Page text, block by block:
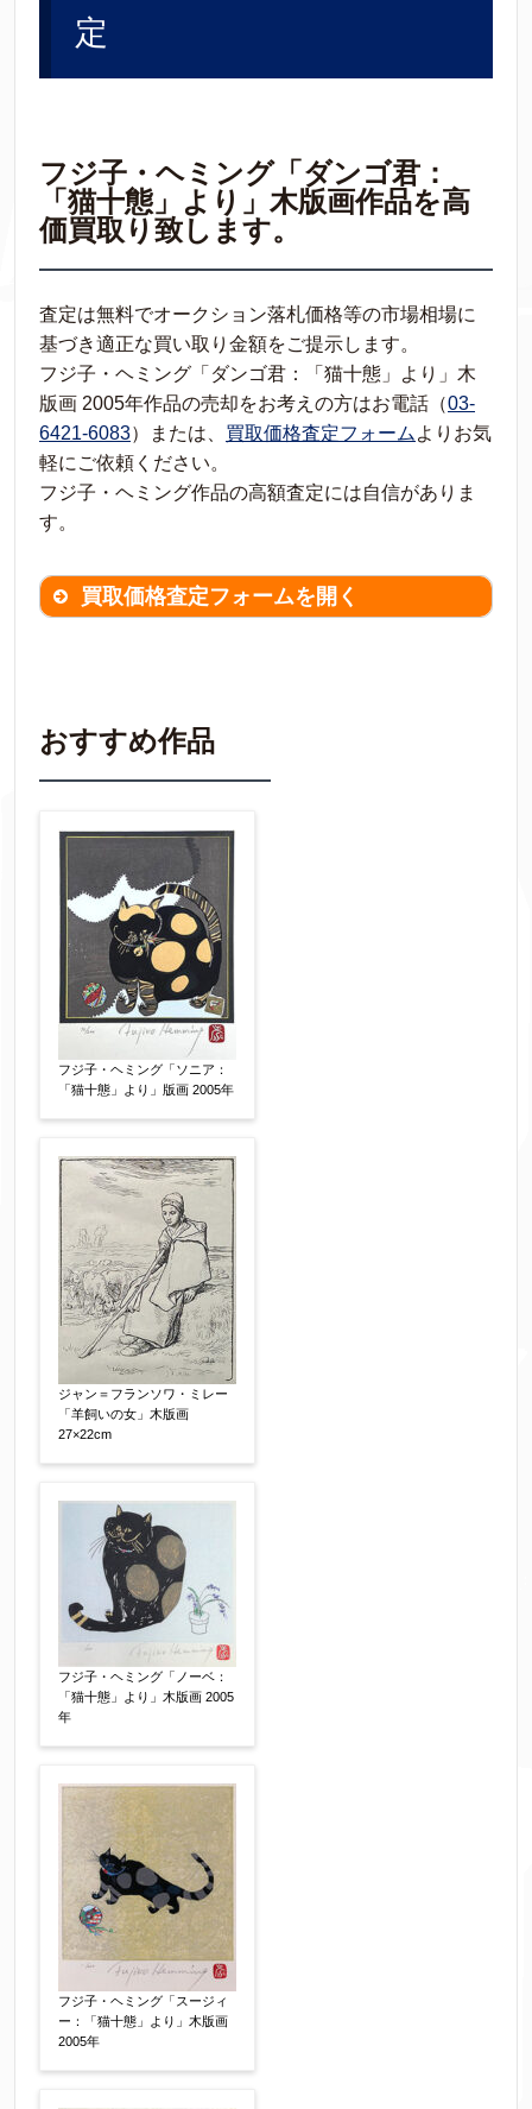
定
フジ子・ヘミング「ダンゴ君：
「猫十態」より」木版画作品を高
価買取り致します。
査定は無料でオークション落札価格等の市場相場に
基づき適正な買い取り金額をご提示します。
フジ子・ヘミング「ダンゴ君：「猫十態」より」木
版画 2005年作品の売却をお考えの方はお電話（03-
6421-6083）または、 買取価格査定フォーム よりお気
軽にご依頼ください。
フジ子・ヘミング作品の高額査定には自信がありま
す。
買取価格査定フォームを開く
※不明な項目は空欄で結構です。
▼
【任意】
作品の画題 【任意】
作品の技法
【任意】
日本画
油彩画
絵の画面サイズ 【任意】
体裁 【任意】
額装
軸装
その他
サイン等の有無 【任意】
サイン有(自筆)
鑑定証書付
その他
限定番号 【任意】
制作年 【任意】
売却希望時期
【任意】
すぐに売りたい
その他
他社様の査定価格 【任意】
会社名：
おすすめ作品
フジ子・ヘミング「ソニア：
「猫十態」より」版画 2005年
ジャン＝フランソワ・ミレー
「羊飼いの女」木版画
27×22cm
フジ子・ヘミング「ノーベ：
「猫十態」より」木版画 2005
年
フジ子・ヘミング「スージィ
ー：「猫十態」より」木版画
2005年